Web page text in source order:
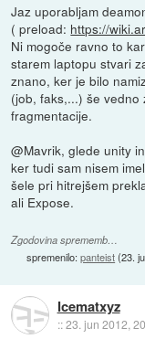
Jaz uporabljam
( preload: https://
Ni mogoče ravno to
starem laptopu stvari
znano, ker je bilo
(job, faks,...) še
fragmentacije.
@Mavrik, glede unity
ker tudi sam nisem
šele pri hitrejšem
ali Expose.
Zgodovina sprememb…
spremenilo:panteist(23.
Icematxyz
::23. jun 2012,